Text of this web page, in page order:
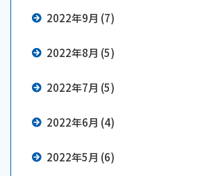
2022年9月 (7)
2022年8月 (5)
2022年7月 (5)
2022年6月 (4)
2022年5月 (6)